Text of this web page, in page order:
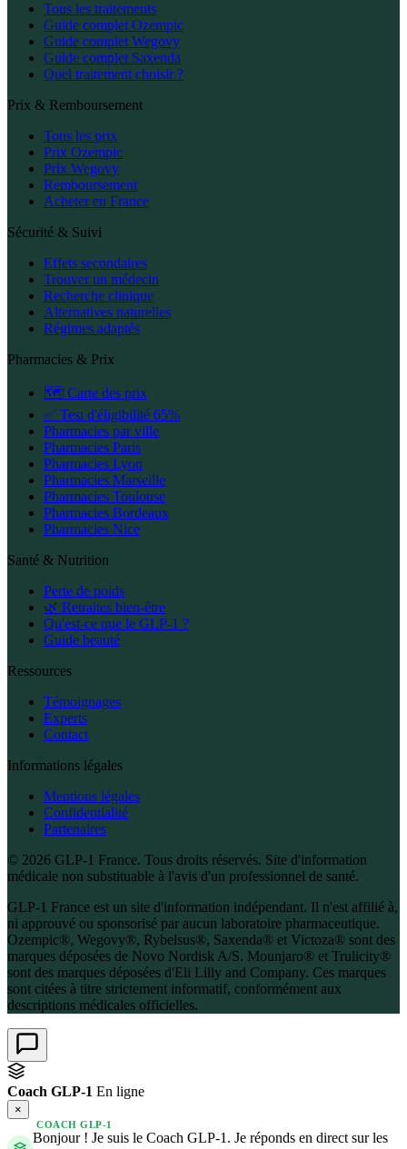
Tous les traitements
Guide complet Ozempic
Guide complet Wegovy
Guide complet Saxenda
Quel traitement choisir ?
Prix & Remboursement
Tous les prix
Prix Ozempic
Prix Wegovy
Remboursement
Acheter en France
Sécurité & Suivi
Effets secondaires
Trouver un médecin
Recherche clinique
Alternatives naturelles
Régimes adaptés
Pharmacies & Prix
🗺️ Carte des prix
✅ Test d'éligibilité 65%
Pharmacies par ville
Pharmacies Paris
Pharmacies Lyon
Pharmacies Marseille
Pharmacies Toulouse
Pharmacies Bordeaux
Pharmacies Nice
Santé & Nutrition
Perte de poids
🌿 Retraites bien-être
Qu'est-ce que le GLP-1 ?
Guide beauté
Ressources
Témoignages
Experts
Contact
Informations légales
Mentions légales
Confidentialité
Partenaires
© 2026 GLP-1 France. Tous droits réservés. Site d'information
médicale non substituable à l'avis d'un professionnel de santé.
GLP-1 France est un site d'information indépendant. Il n'est affilié à,
ni approuvé ou sponsorisé par aucun laboratoire pharmaceutique.
Ozempic®, Wegovy®, Rybelsus®, Saxenda® et Victoza® sont des
marques déposées de Novo Nordisk A/S. Mounjaro® et Trulicity®
sont des marques déposées d'Eli Lilly and Company. Ces marques
sont citées à titre strictement informatif, conformément aux
descriptions médicales officielles.
Coach GLP-1 En ligne
×
COACH GLP-1
Bonjour ! Je suis le Coach GLP-1. Je réponds en direct sur les